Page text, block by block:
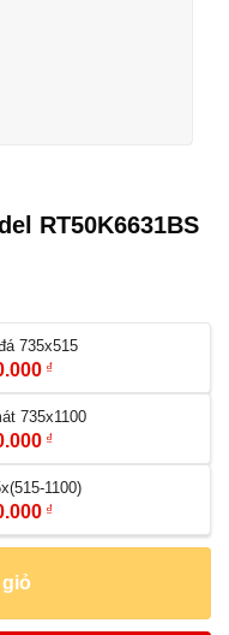
RT50K6631BS
735x515
₫
735x1100
₫
1100)
₫